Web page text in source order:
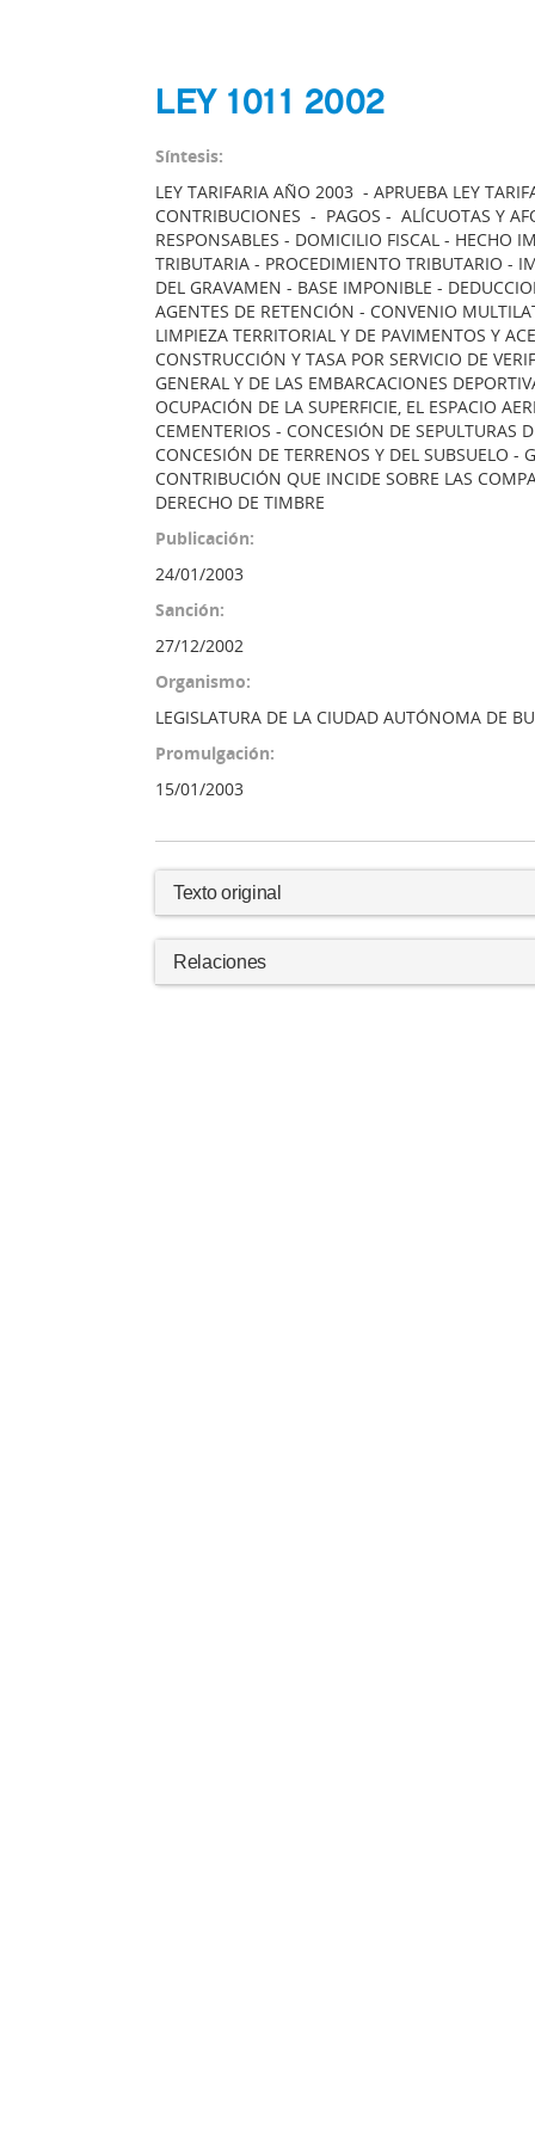
LEY 1011 2002
Síntesis:
LEY TARIFARIA AÑO 2003 - APRUEBA LEY
CONTRIBUCIONES - PAGOS - ALÍCUOTAS Y
RESPONSABLES - DOMICILIO FISCAL - HECHO
TRIBUTARIA - PROCEDIMIENTO TRIBUTARIO -
DEL GRAVAMEN - BASE IMPONIBLE -
AGENTES DE RETENCIÓN - CONVENIO
LIMPIEZA TERRITORIAL Y DE PAVIMENTOS Y
CONSTRUCCIÓN Y TASA POR SERVICIO DE
GENERAL Y DE LAS EMBARCACIONES
OCUPACIÓN DE LA SUPERFICIE, EL ESPACIO
CEMENTERIOS - CONCESIÓN DE SEPULTURAS
CONCESIÓN DE TERRENOS Y DEL SUBSUELO -
CONTRIBUCIÓN QUE INCIDE SOBRE LAS
DERECHO DE TIMBRE
Publicación:
24/01/2003
Sanción:
27/12/2002
Organismo:
LEGISLATURA DE LA CIUDAD AUTÓNOMA DE
Promulgación:
15/01/2003
Texto original
Relaciones